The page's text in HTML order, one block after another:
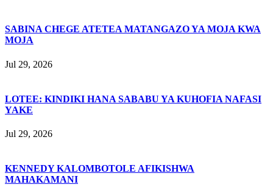
SABINA CHEGE ATETEA MATANGAZO YA MOJA KWA
MOJA
Jul 29, 2026
LOTEE: KINDIKI HANA SABABU YA KUHOFIA NAFASI
YAKE
Jul 29, 2026
KENNEDY KALOMBOTOLE AFIKISHWA
MAHAKAMANI